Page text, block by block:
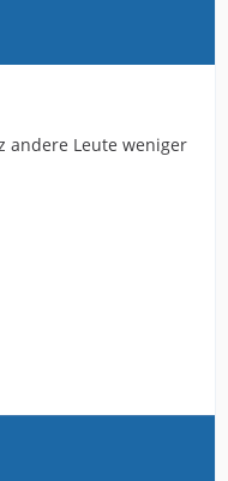
andere Leute weniger